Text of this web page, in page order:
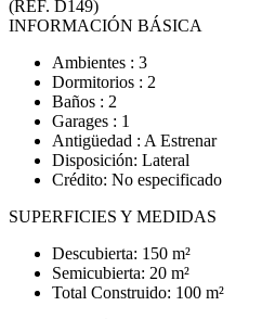
(REF. D149)
INFORMACIÓN BÁSICA
Ambientes : 3
Dormitorios : 2
Baños : 2
Garages : 1
Antigüedad : A Estrenar
Disposición: Lateral
Crédito: No especificado
SUPERFICIES Y MEDIDAS
Descubierta: 150 m²
Semicubierta: 20 m²
Total Construido: 100 m²